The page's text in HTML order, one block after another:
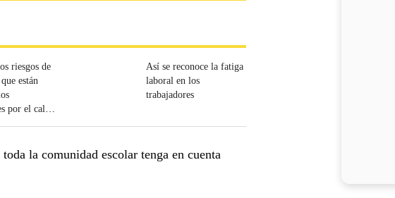
riesgos de
están
por el calor
Así se reconoce la fatiga
laboral en los
trabajadores
toda la comunidad escolar tenga en cuenta